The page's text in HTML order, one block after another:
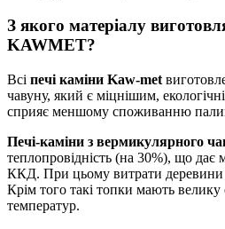
З якого матеріалу
KAWMET?
Всі печі каміни Kaw-met
чавуну, який є міцнішим,
сприяє меншому споживанню
Печі-каміни з вермикулярного
теплопровідність (на 30%), що дає
ККД. При цьому витрати деревини
Крім того такі топки мають велику
температур.